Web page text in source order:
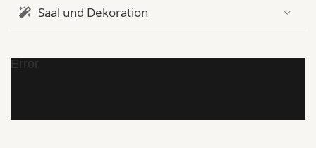
Saal und Dekoration
Error